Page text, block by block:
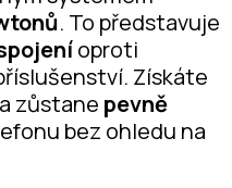
. To představuje
oproti
Získáte
zůstane pevně
bez ohledu na